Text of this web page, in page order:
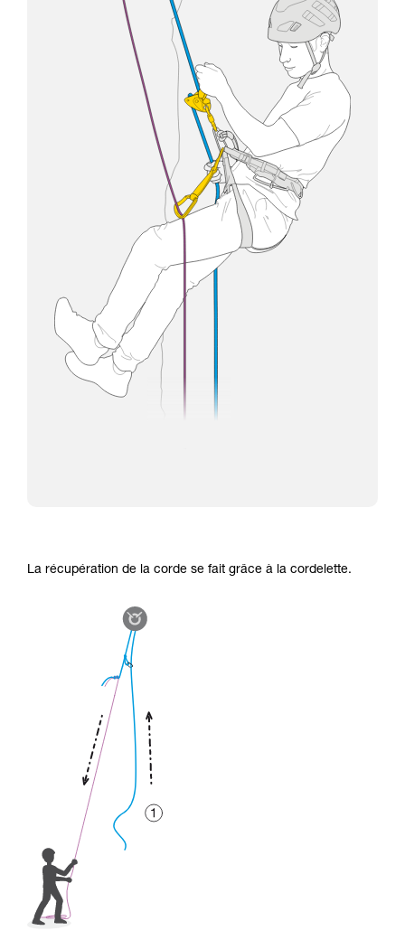
La récupération de la corde se fait grâce à la cordelette.